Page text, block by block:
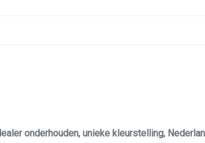
onderhouden, unieke kleurstelling,